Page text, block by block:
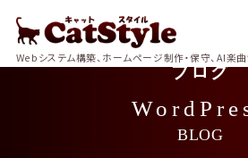
Webシステム構築、ホームページ制作・保守、AI楽
ブログ
BLOG